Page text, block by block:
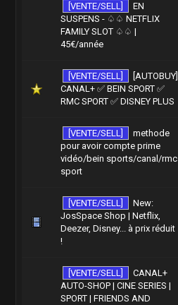
[VENTE/SELL]
EN
SUSPENS - ♤♤ NETFLIX
FAMILY SLOT ♤♤ |
45€/année
[VENTE/SELL]
[AUTOBUY]
CANAL+ ✅ BEIN SPORT ✅
RMC SPORT ✅ DISNEY PLUS
[VENTE/SELL]
methode
pour avoir compte prime
vidéo/bein sports/canal/rmc
sport
[VENTE/SELL]
New:
JosSpace Shop | Netflix,
Deezer, Disney... à prix réduit
!
[VENTE/SELL]
CANAL+
AUTO-SHOP | CINE SERIES |
SPORT | FRIENDS AND